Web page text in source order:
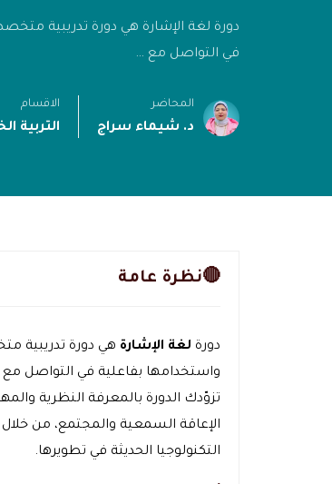
دورة لغة الإشارة هي دورة تدريبية
في التواصل مع …
المحاضر
د. شيماء سراج
الاقسام
التربية
🔴نظرة عامة
دورة لغة الإشارة هي دورة تدريبية
واستخدامها بفاعلية في التواصل
تزوّدك الدورة بالمعرفة النظرية
الإعاقة السمعية والمجتمع، من
التكنولوجيا الحديثة في تطويرها.